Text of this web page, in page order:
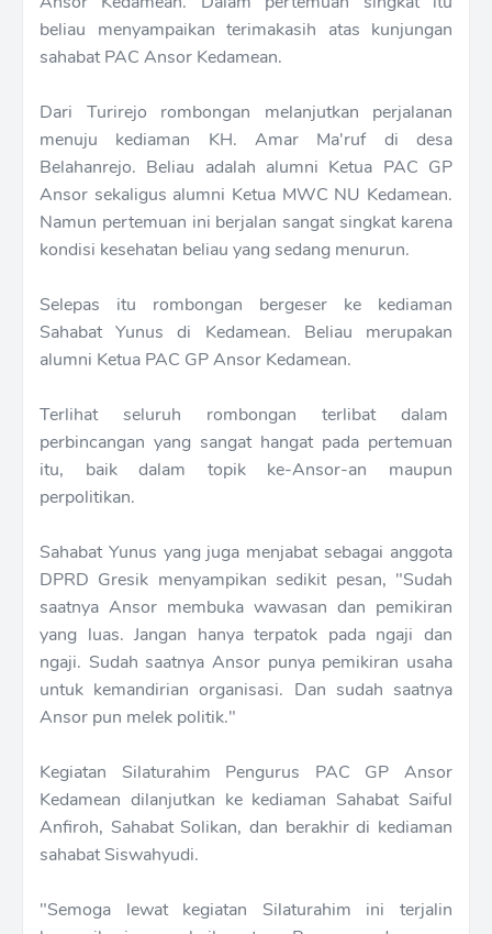
beliau menyampaikan terimakasih atas kunjungan
sahabat PAC Ansor Kedamean.
Dari Turirejo rombongan melanjutkan perjalanan
menuju kediaman KH. Amar Ma'ruf di desa
Belahanrejo. Beliau adalah alumni Ketua PAC GP
Ansor sekaligus alumni Ketua MWC NU Kedamean.
Namun pertemuan ini berjalan sangat singkat karena
kondisi kesehatan beliau yang sedang menurun.
Selepas itu rombongan bergeser ke kediaman
Sahabat Yunus di Kedamean. Beliau merupakan
alumni Ketua PAC GP Ansor Kedamean.
Terlihat seluruh rombongan terlibat dalam
perbincangan yang sangat hangat pada pertemuan
itu, baik dalam topik ke-Ansor-an maupun
perpolitikan.
Sahabat Yunus yang juga menjabat sebagai anggota
DPRD Gresik menyampikan sedikit pesan, "Sudah
saatnya Ansor membuka wawasan dan pemikiran
yang luas. Jangan hanya terpatok pada ngaji dan
ngaji. Sudah saatnya Ansor punya pemikiran usaha
untuk kemandirian organisasi. Dan sudah saatnya
Ansor pun melek politik."
Kegiatan Silaturahim Pengurus PAC GP Ansor
Kedamean dilanjutkan ke kediaman Sahabat Saiful
Anfiroh, Sahabat Solikan, dan berakhir di kediaman
sahabat Siswahyudi.
"Semoga lewat kegiatan Silaturahim ini terjalin